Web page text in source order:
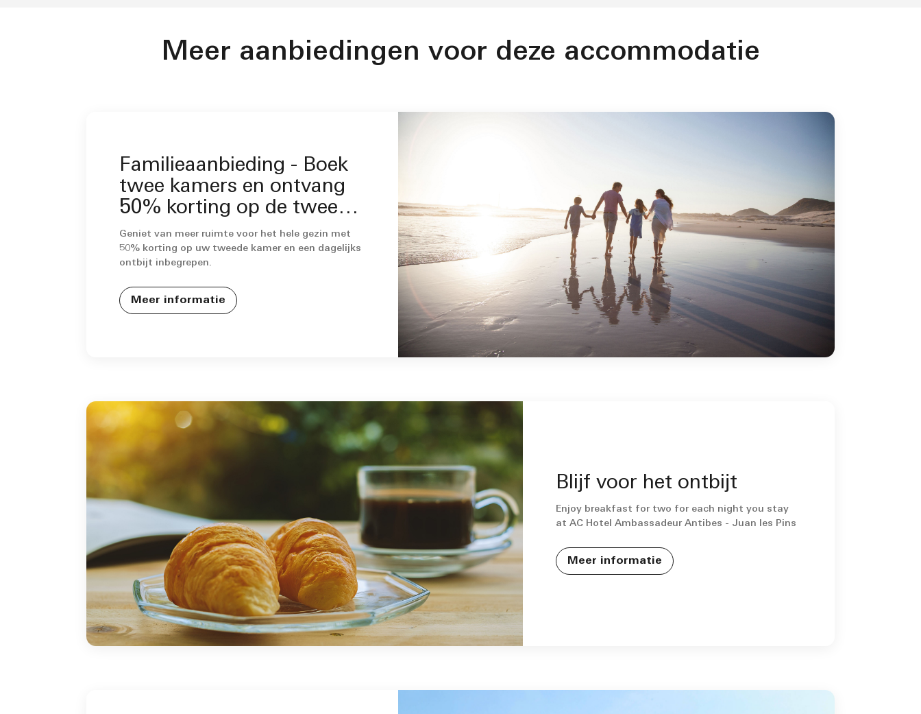
Meer aanbiedingen voor deze accommodatie
Familieaanbieding - Boek
twee kamers en ontvang
50% korting op de tweede
kamer.
Geniet van meer ruimte voor het hele gezin met
50% korting op uw tweede kamer en een dagelijks
ontbijt inbegrepen.
Meer informatie
Blijf voor het ontbijt
Enjoy breakfast for two for each night you stay
at AC Hotel Ambassadeur Antibes - Juan les Pins
Meer informatie